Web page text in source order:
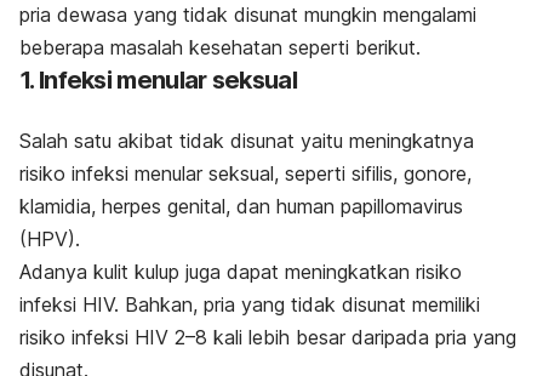
pria dewasa yang tidak disunat mungkin mengalami
beberapa masalah kesehatan seperti berikut.
1. Infeksi menular seksual
Salah satu akibat tidak disunat yaitu meningkatnya
risiko infeksi menular seksual, seperti sifilis, gonore,
klamidia, herpes genital, dan human papillomavirus
(HPV).
Adanya kulit kulup juga dapat meningkatkan risiko
infeksi HIV. Bahkan, pria yang tidak disunat memiliki
risiko infeksi HIV 2–8 kali lebih besar daripada pria yang
disunat.